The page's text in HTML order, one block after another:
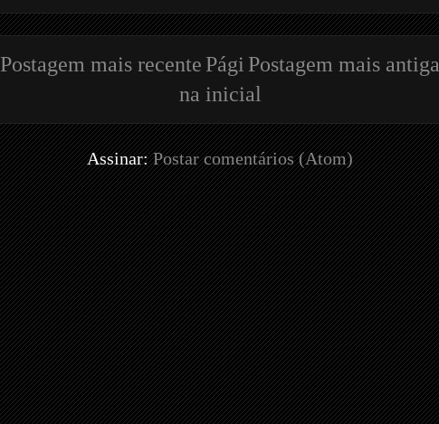
Postagem mais recente Postagem mais antiga
Pági
na inicial
Assinar:Postar comentários (Atom)